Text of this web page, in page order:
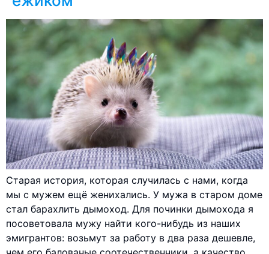
Старая история, которая случилась с нами, когда
мы с мужем ещё женихались. У мужа в старом доме
стал барахлить дымоход. Для починки дымохода я
посоветовала мужу найти кого-нибудь из наших
эмигрантов: возьмут за работу в два раза дешевле,